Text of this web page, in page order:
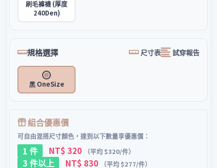
刷毛褲襪 (厚度
240Den)
規格選擇 尺寸表 試穿報告
黑 OneSize
組合優惠價
可自由混搭尺寸顏色，達到以下數量享優惠價：
1 件 NT$ 320 （平均 $320/件）
3 件以上 NT$ 830 （平均 $277/件）